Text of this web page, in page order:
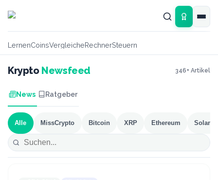
LernenCoinsVergleicheRechnerSteuern
Krypto Newsfeed 346+ Artikel
News Ratgeber
Alle MissCrypto Bitcoin XRP Ethereum Solana